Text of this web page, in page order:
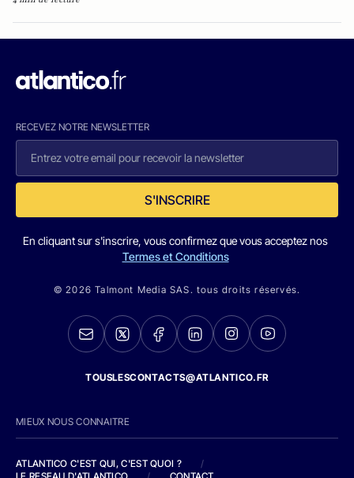
RECEVEZ NOTRE NEWSLETTER
S'INSCRIRE
En cliquant sur s'inscrire, vous confirmez que vous acceptez nos
Termes et Conditions
© 2026 Talmont Media SAS. tous droits réservés.
TOUSLESCONTACTS@ATLANTICO.FR
MIEUX NOUS CONNAITRE
ATLANTICO C'EST QUI, C'EST QUOI ?
/